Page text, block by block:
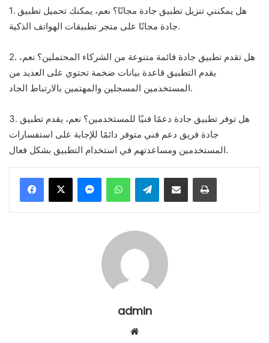
1. هل يمكنني تنزيل تطبيق جادة مجانًا؟ نعم، يمكنك تحميل تطبيق
جادة مجانًا على متجر تطبيقات الهواتف الذكية.
2. هل تقدم تطبيق جادة قائمة متنوعة من الشركاء المحتملين؟ نعم،
يقدم التطبيق قاعدة بيانات ضخمة تحتوي على العديد من
المستخدمين المسجلين والمهتمين بالارتباط الجاد.
3. هل توفر تطبيق جادة دعمًا فنيًا للمستخدمين؟ نعم، يقدم تطبيق
جادة فريق دعم فني متوفر دائمًا للإجابة على استفسارات
المستخدمين ومساعدتهم في استخدام التطبيق بشكل فعال.
MessengerWhatsAppTelegramShare via Email Print
admin